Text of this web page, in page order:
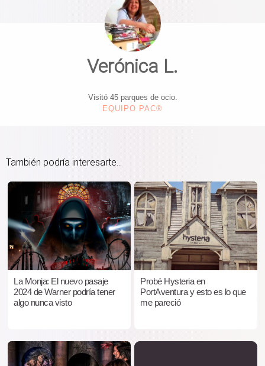
Verónica L.
Visitó 45 parques de ocio.
EQUIPO PAC®
También podría interesarte...
La Monja: El nuevo pasaje
2024 de Warner podría tener
algo nunca visto
Probé Hysteria en
PortAventura y esto es lo que
me pareció